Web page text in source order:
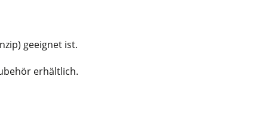
geeignet ist.
erhältlich.